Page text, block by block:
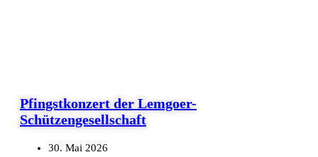
Pfingstkonzert der Lemgoer-
Schützengesellschaft
30. Mai 2026